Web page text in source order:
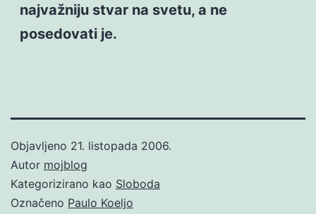
najvažniju stvar na svetu, a ne
posedovati je.
Objavljeno 21. listopada 2006.
Autor mojblog
Kategorizirano kao Sloboda
Označeno Paulo Koeljo